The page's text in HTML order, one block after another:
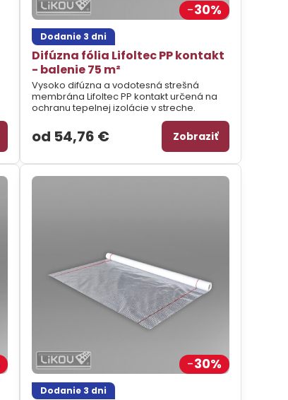
30%
Dodanie 3 dni
Difúzna fólia Lifoltec PP kontakt
- balenie 75 m²
Vysoko difúzna a vodotesná strešná
membrána Lifoltec PP kontakt určená na
ochranu tepelnej izolácie v streche.
od 54,76 € Zobraziť
30%
Dodanie 3 dni